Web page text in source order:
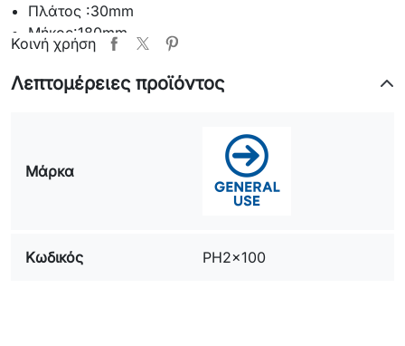
Πλάτος :30mm
Μήκος:180mm
Εγγύηση Eurolamp:
1 Χρόνο/1 Year
Πιστοποιητικά:Ναι/Yes
Ένδειξη CE:
Ναι/Yes
Κοινή χρήση
Λεπτομέρειες προϊόντος
Μάρκα
Κωδικός PH2x100